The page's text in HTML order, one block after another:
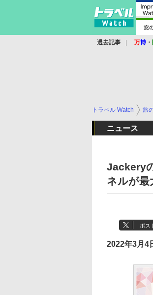
過去記事 万博 ・
トラベル Watch 旅
ニュース
Jackery
ネルが最
ポス
2022年3月4